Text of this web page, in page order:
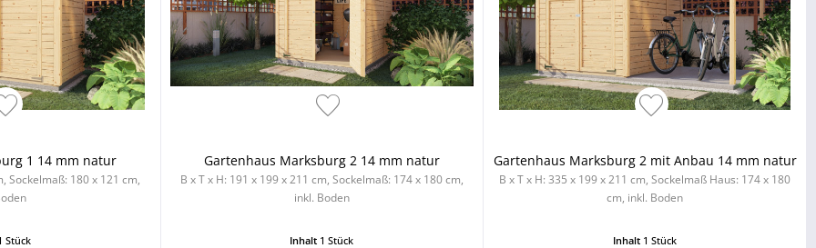
1 14 mm natur
Sockelmaß: 180 x 121 cm,
Stück
Gartenhaus Marksburg 2 14 mm natur
B x T x H: 191 x 199 x 211 cm, Sockelmaß: 174 x 180 cm,
inkl. Boden
Inhalt 1 Stück
Gartenhaus Marksburg 2 mit Anbau 14 mm natur
B x T x H: 335 x 199 x 211 cm, Sockelmaß Haus: 174 x 180
cm, inkl. Boden
Inhalt 1 Stück